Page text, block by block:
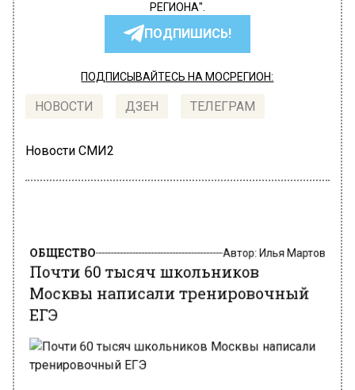
РЕГИОНА".
ПОДПИШИСЬ!
ПОДПИСЫВАЙТЕСЬ НА МОСРЕГИОН:
НОВОСТИ ДЗЕН ТЕЛЕГРАМ
Новости СМИ2
Почти 60 тысяч школьников
Москвы написали тренировочный
ЕГЭ